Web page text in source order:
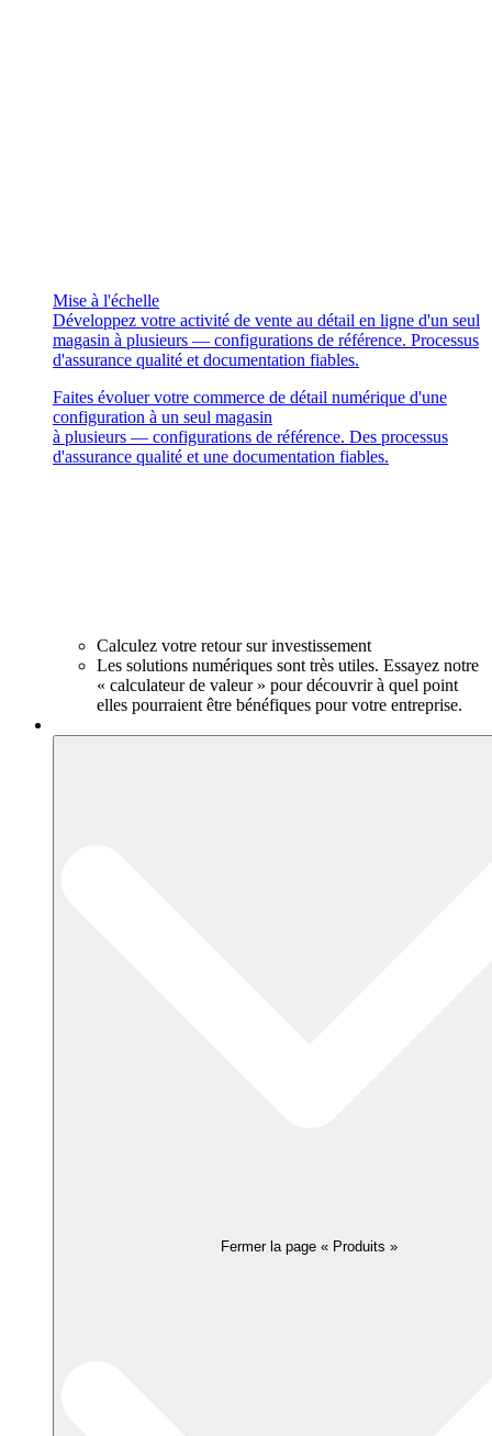
Mise à l'échelle
Développez votre activité de vente au détail en ligne d'un seul
magasin à plusieurs — configurations de référence. Processus
d'assurance qualité et documentation fiables.
Faites évoluer votre commerce de détail numérique d'une
configuration à un seul magasin
à plusieurs — configurations de référence. Des processus
d'assurance qualité et une documentation fiables.
Calculez votre retour sur investissement
Les solutions numériques sont très utiles. Essayez notre
« calculateur de valeur » pour découvrir à quel point
elles pourraient être bénéfiques pour votre entreprise.
Fermer la page « Produits »